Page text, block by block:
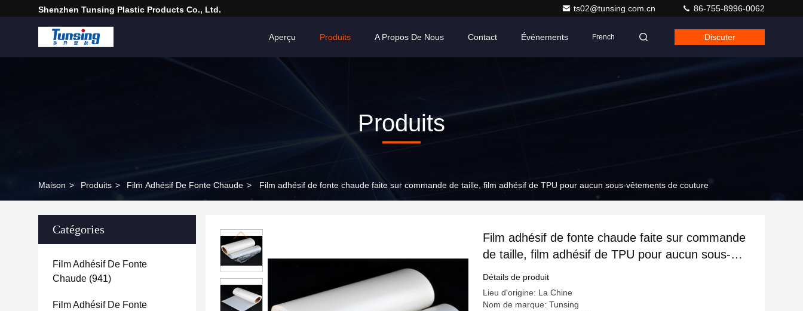
Shenzhen Tunsing Plastic Products Co., Ltd. ts02@tunsing.com.cn 86-755-8996-0062
Aperçu Produits A Propos De Nous Contact Événements French Discuter
Produits
Maison > Produits > Film Adhésif De Fonte Chaude > Film adhésif de fonte chaude faite sur commande de taille, film adhésif de TPU pour aucun sous-vêtements de couture
Catégories
Film Adhésif De Fonte
Chaude (941)
Film Adhésif De Fonte
Film adhésif de fonte chaude faite sur commande
de taille, film adhésif de TPU pour aucun sous-
vêtements de couture
Détails de produit
Lieu d'origine: La Chine
Nom de marque: Tunsing